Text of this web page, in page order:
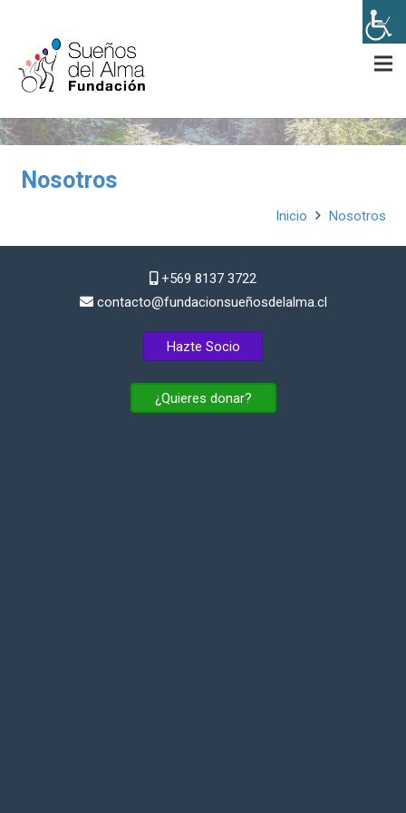
Nosotros
Inicio Nosotros
+569 8137 3722
contacto@fundacionsueñosdelalma.cl
Hazte Socio
¿Quieres donar?